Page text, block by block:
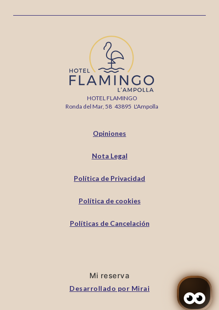
HOTEL FLAMINGO
Ronda del Mar, 58 43895 L'Ampolla
Opiniones
Nota Legal
Política de Privacidad
Política de cookies
Políticas de Cancelación
Mi reserva
Desarrollado por Mirai